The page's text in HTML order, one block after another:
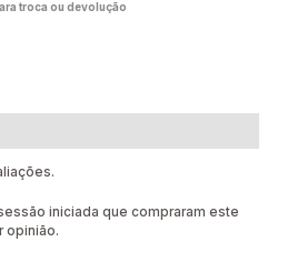
troca ou devolução
iniciada que compraram este
opinião.